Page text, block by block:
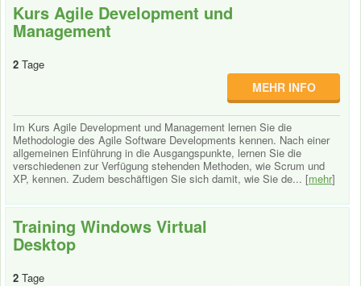
Kurs Agile Development und
Management
2 Tage
MEHR INFO
Im Kurs Agile Development und Management lernen Sie die
Methodologie des Agile Software Developments kennen. Nach einer
allgemeinen Einführung in die Ausgangspunkte, lernen Sie die
verschiedenen zur Verfügung stehenden Methoden, wie Scrum und
XP, kennen. Zudem beschäftigen Sie sich damit, wie Sie de... [mehr]
Training Windows Virtual
Desktop
2 Tage